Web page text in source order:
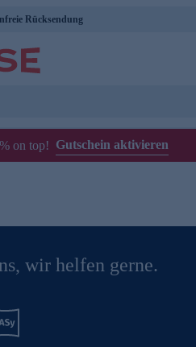
Rücksendung
on top! Gutschein aktivieren
wir helfen gerne.